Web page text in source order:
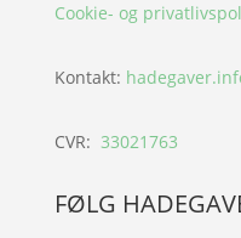
Cookie- og
Kontakt:
CVR: 33021763
FØLG